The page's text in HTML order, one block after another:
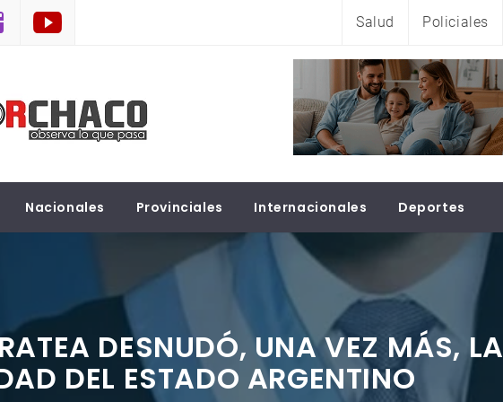
Salud Policiales
CHACO
Nacionales Provinciales Internacionales Deportes
DESNUDÓ, UNA VEZ MÁS, LA
DEL ESTADO ARGENTINO